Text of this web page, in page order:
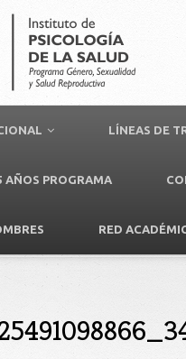
LÍNEAS DE
AÑOS PROGRAMA
RED